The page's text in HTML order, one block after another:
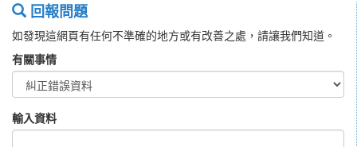
回報問題
如發現這網頁有任何不準確的地方或有改善之處，請讓我們知道。
有關事情
輸入資料